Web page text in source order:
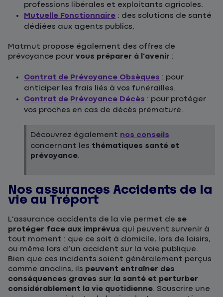
professions libérales et exploitants agricoles.
Mutuelle Fonctionnaire : des solutions de santé
dédiées aux agents publics.
Matmut propose également des offres de
prévoyance pour vous préparer à l'avenir :
Contrat de Prévoyance Obsèques : pour
anticiper les frais liés à vos funérailles.
Contrat de Prévoyance Décès : pour protéger
vos proches en cas de décès prématuré.
Découvrez également nos conseils
concernant les thématiques santé et
prévoyance.
Nos assurances Accidents de la
vie au Tréport
L'assurance accidents de la vie permet de se
protéger face aux imprévus qui peuvent survenir à
tout moment : que ce soit à domicile, lors de loisirs,
ou même lors d’un accident sur la voie publique.
Bien que ces incidents soient généralement perçus
comme anodins, ils peuvent entraîner des
conséquences graves sur la santé et perturber
considérablement la vie quotidienne. Souscrire une